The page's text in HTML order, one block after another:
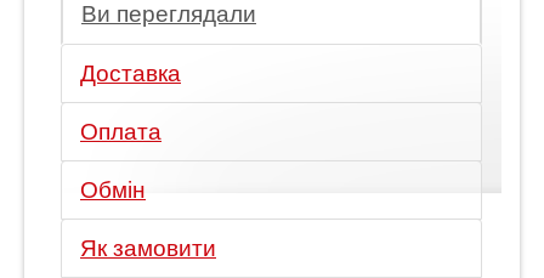
Ви переглядали
Доставка
Оплата
Обмін
Як замовити